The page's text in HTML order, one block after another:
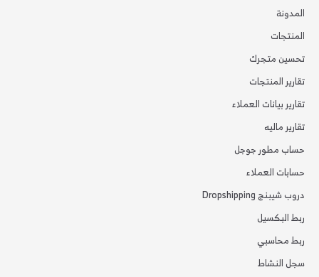
المدونة
المنتجات
تحسين متجرك
تقارير المنتجات
تقارير بيانات العملاء
تقارير ماليه
حساب مطور جوجل
حسابات العملاء
دروب شيبنج Dropshipping
ربط البكسيل
ربط محاسبي
سجل النشاط